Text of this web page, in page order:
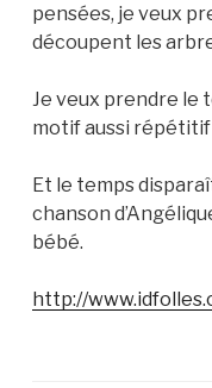
pensées, je veux
découpent les
Je veux prendre le
motif aussi
Et le temps
chanson
bébé.
http://